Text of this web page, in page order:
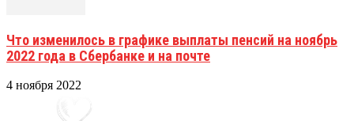
Что изменилось в графике выплаты пенсий на ноябрь
2022 года в Сбербанке и на почте
4 ноября 2022